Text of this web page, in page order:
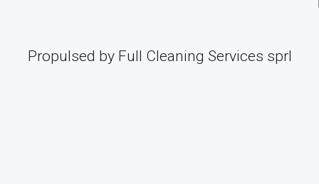
Propulsed by Full Cleaning Services sprl